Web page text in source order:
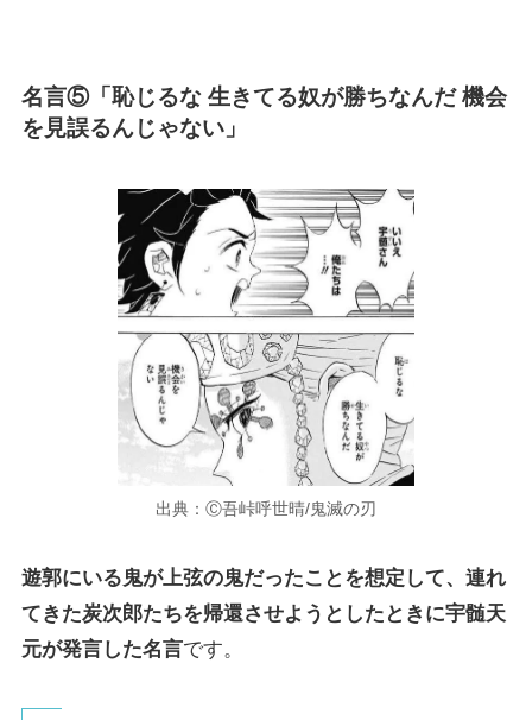
名言⑤「恥じるな 生きてる奴が勝ちなんだ 機会
を見誤るんじゃない」
出典：Ⓒ吾峠呼世晴/鬼滅の刃
遊郭にいる鬼が上弦の鬼だったことを想定して、連れ
てきた炭次郎たちを帰還させようとしたときに宇髄天
元が発言した名言です。